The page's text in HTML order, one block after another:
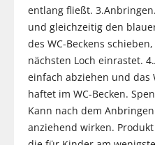
entlang fließt.
und gleichzeitig den
des WC-Beckens
nächsten Loch einrastet.
einfach abziehen und das
haftet im WC-Becken.
Kann nach dem
anziehend wirken.